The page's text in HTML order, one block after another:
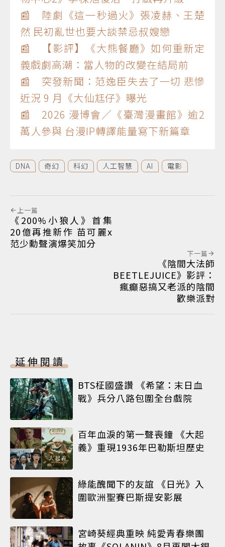
📰 陸劇《這一秒過火》張凌赫、王楚
然 民初亂世也要大談禁忌叔嫂戀
📰 【影評】《大熊餐廳》如何重新定
義戲劇高潮：當人物的改變在結局前
📰 突發新聞：范逸臣失去了一切 悲慘
近況 9 月《大仙尪仔》曝光
📰 2026 漫博會／《臺灣漫畫館》逾2
萬人參與 台漫IP轉譯能量寫下新篇章
DNA 奇幻 科幻 人工智慧 AI 電影
上一篇
《200%小狼人》首集
20億再推新作 苗可麗x
范少勳聲演爆笑加分
下一篇
《陰間大法師
BEETLEJUICE》影評：
瘋癲惡搞又老派的陰間
歡樂派對
延伸閱讀
BTS柾國盛讚 《希望：末日血
戰》兵分八路包圍全台戲院
百年血淚的第一聲喪鐘 《大起
義》重現1936年巴勒斯坦歷史
綠能醜聞下的友誼 《日光》入
圍歐洲聖賽巴斯提安影展
宮崎葵經典重映 純愛青春樂團